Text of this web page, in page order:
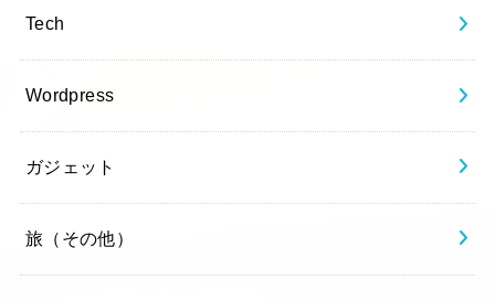
Tech
Wordpress
ガジェット
旅（その他）